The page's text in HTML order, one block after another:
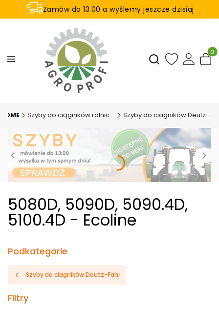
Zamów do 13.00 a wyślemy jeszcze dzisiaj
U nas na zwrot aż 21 dni
Otwórz
Szyby do ciągników rolniczych Szyby do ciagników Deutz-Fahr
5080D, 5090D, 5090.4D,
5100.4D - Ecoline
Podkategorie
Szyby do ciagników Deutz-Fahr
Filtry